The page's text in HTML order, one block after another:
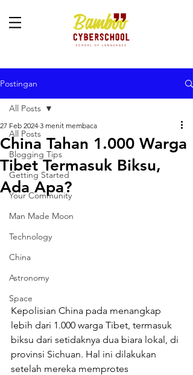
Postingan
All Posts
Blogging Tips
Getting Started
Your Community
Man Made Moon
Technology
China
Astronomy
Space
All Posts
China Tahan 1.000 Warga
Tibet Termasuk Biksu,
Ada Apa?
27 Feb 2024 3 menit membaca
Kepolisian China pada menangkap
lebih dari 1.000 warga Tibet, termasuk
biksu dari setidaknya dua biara lokal, di
provinsi Sichuan. Hal ini dilakukan
setelah mereka memprotes